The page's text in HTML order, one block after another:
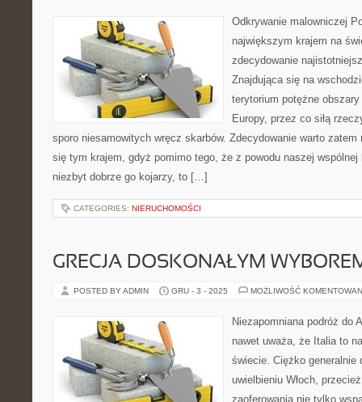
Odkrywanie malowniczej
największym krajem na
zdecydowanie
Znajdująca się na
terytorium potężne
Europy, przez co siłą
sporo niesamowitych wręcz skarbów. Zdecydowanie warto
się tym krajem, gdyż pomimo tego, że z powodu naszej
niezbyt dobrze go kojarzy, to […]
CATEGORIES: NIERUCHOMOŚCI
GRECJA DOSKONAŁYM
POSTED BY ADMIN GRU - 3 - 2025 MOŻLIWOŚĆ
Niezapomniana podróż do
nawet uważa, że Italia to
świecie. Ciężko generalnie
uwielbieniu Włoch,
zaoferowania nie tylko